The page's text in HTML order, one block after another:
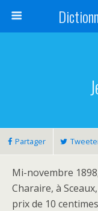
Partager
Mi-novembre
Charaire, à
prix de 10